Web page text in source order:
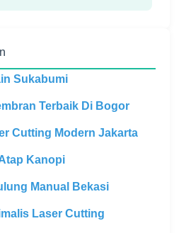
Sukabumi
Terbaik Di Bogor
Cutting Modern Jakarta
Kanopi
Manual Bekasi
Laser Cutting